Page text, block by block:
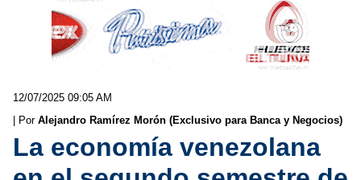
12/07/2025 09:05 AM
| Por Alejandro Ramírez Morón (Exclusivo para Banca y Negocios)
La economía venezolana